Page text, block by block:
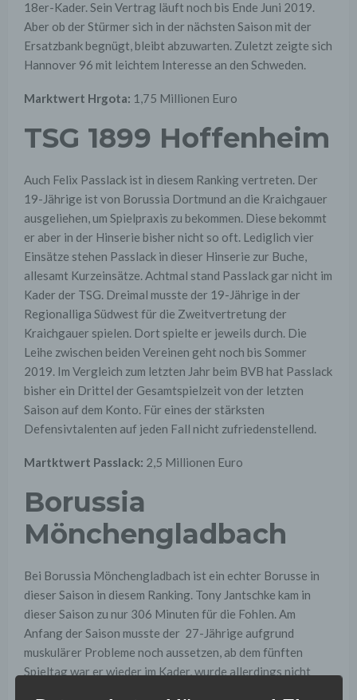
18er-Kader. Sein Vertrag läuft noch bis Ende Juni 2019.
Aber ob der Stürmer sich in der nächsten Saison mit der
Ersatzbank begnügt, bleibt abzuwarten. Zuletzt zeigte sich
Hannover 96 mit leichtem Interesse an den Schweden.
Marktwert Hrgota: 1,75 Millionen Euro
TSG 1899 Hoffenheim
Auch Felix Passlack ist in diesem Ranking vertreten. Der
19-Jährige ist von Borussia Dortmund an die Kraichgauer
ausgeliehen, um Spielpraxis zu bekommen. Diese bekommt
er aber in der Hinserie bisher nicht so oft. Lediglich vier
Einsätze stehen Passlack in dieser Hinserie zur Buche,
allesamt Kurzeinsätze. Achtmal stand Passlack gar nicht im
Kader der TSG. Dreimal musste der 19-Jährige in der
Regionalliga Südwest für die Zweitvertretung der
Kraichgauer spielen. Dort spielte er jeweils durch. Die
Leihe zwischen beiden Vereinen geht noch bis Sommer
2019. Im Vergleich zum letzten Jahr beim BVB hat Passlack
bisher ein Drittel der Gesamtspielzeit von der letzten
Saison auf dem Konto. Für eines der stärksten
Defensivtalenten auf jeden Fall nicht zufriedenstellend.
Martktwert Passlack: 2,5 Millionen Euro
Borussia
Mönchengladbach
Bei Borussia Mönchengladbach ist ein echter Borusse in
dieser Saison in diesem Ranking. Tony Jantschke kam in
dieser Saison zu nur 306 Minuten für die Fohlen. Am
Anfang der Saison musste der 27-Jährige aufgrund
muskulärer Probleme noch aussetzen, ab dem fünften
Spieltag war er wieder im Kader, wurde allerdings nicht